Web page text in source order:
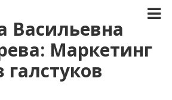
Васильевна
Маркетинг
галстуков